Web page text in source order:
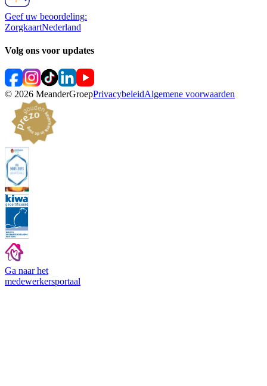
Geef uw beoordeling:
ZorgkaartNederland
Volg ons voor updates
© 2026 MeanderGroepPrivacybeleidAlgemene voorwaarden
Ga naar het
medewerkersportaal